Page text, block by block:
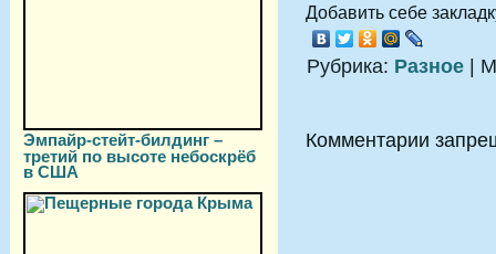
Эмпайр-стейт-билдинг –
третий по высоте небоскрёб
в США
Добавить себе
Рубрика: Разное |
Комментарии